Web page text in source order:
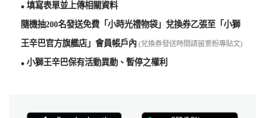
● 填寫表單並上傳相關資料
隨機抽200名發送免費「小時光禮物袋」兌換券乙張至「小獅
王辛巴官方旗艦店」會員帳戶內 (兌換券發送時間請留意粉專貼文)
● 小獅王辛巴保有活動異動、暫停之權利